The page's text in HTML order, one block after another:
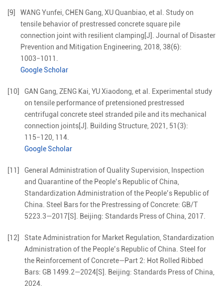
[9] WANGYunfei CHEN Gang XUQuanbiao et al
Study on
tensile behavior of prestressed concrete square pile
connection joint with resilient clamping[J]. Journal of Disaster
Prevention and Mitigation Engineering, 2018 38(6):
1003−1011
Google Scholar
[10] GAN Gang ZENG Kai YUXiaodong et al
Experimental study
on tensile performance of pretensioned prestressed
centrifugal concrete steel stranded pile and its mechanical
connection joints[J]. Building Structure, 2021 51 (3):
115−120, 114
Google Scholar
[11] General Administration of Quality Supervision
Inspection
and Quarantine of the People’s Republic of China
Standardization Administration of the People’s Republic of
China Steel Bars for the Prestressing of Concrete: GB/T
5223.3—2017[S]. Beijing: Standards Press of China 2017
[12] State Administration for Market Regulation Standardization
Administration of the People’s Republic of China Steel for
the Reinforcement of Concrete—Part 2: Hot Rolled Ribbed
Bars: GB 1499.2—2024[S]. Beijing: Standards Press of China
2024